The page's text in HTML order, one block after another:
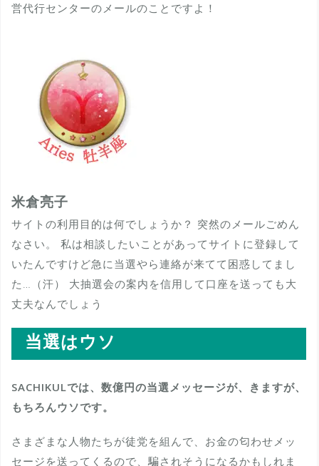
営代行センターのメールのことですよ！
米倉亮子
サイトの利用目的は何でしょうか？ 突然のメールごめん
なさい。 私は相談したいことがあってサイトに登録して
いたんですけど急に当選やら連絡が来てて困惑してまし
た…（汗） 大抽選会の案内を信用して口座を送っても大
丈夫なんでしょう
当選はウソ
SACHIKULでは、数億円の当選メッセージが、きますが、
もちろんウソです。
さまざまな人物たちが徒党を組んで、お金の匂わせメッ
セージを送ってくるので、騙されそうになるかもしれま